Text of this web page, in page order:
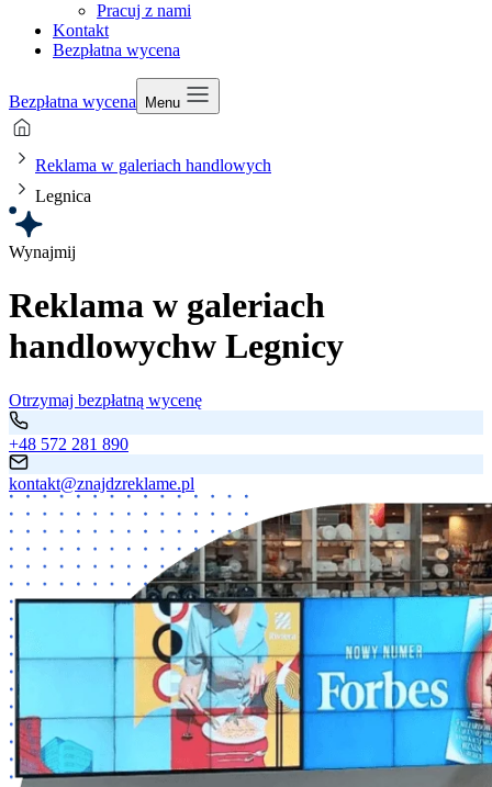
Pracuj z nami
Kontakt
Bezpłatna wycena
Bezpłatna wycena Menu
Reklama w galeriach handlowych
Legnica
Wynajmij
Reklama w galeriach
handlowychw Legnicy
Otrzymaj bezpłatną wycenę
+48 572 281 890
kontakt@znajdzreklame.pl